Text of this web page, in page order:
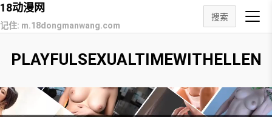
18动漫网
记住: m.18dongmanwang.com
搜索
PLAYFULSEXUALTIMEWITHELLEN